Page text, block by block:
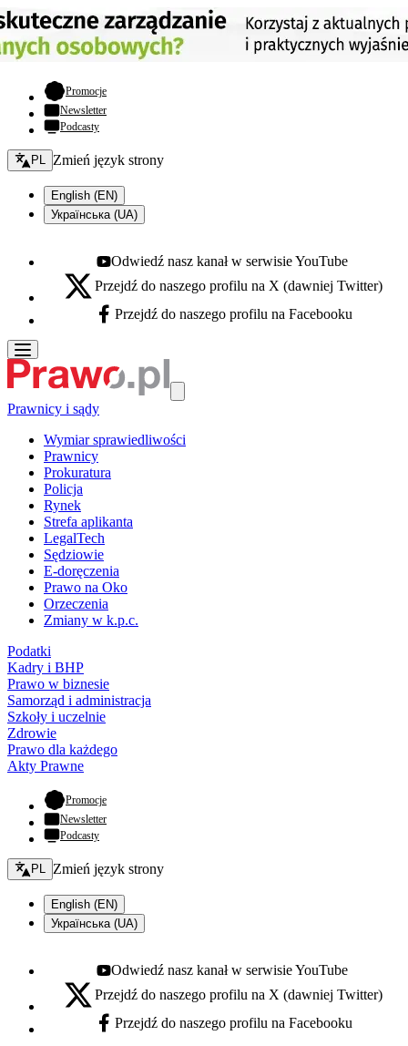
Promocje- otwiera się w nowej karcie
Newsletter
Podcasty
Zmień język - bieżący:
PL Zmień język strony
English (EN)
Українська (UA)
Youtube - otwiera się w nowej karcie
Odwiedź nasz kanał w serwisie YouTube
X - otwiera się w nowej karcie
Przejdź do naszego profilu na X (dawniej Twitter)
Facebook - otwiera się w nowej karcie
Przejdź do naszego profilu na Facebooku
Prawnicy i sądy
Wymiar sprawiedliwości
Prawnicy
Prokuratura
Policja
Rynek
Strefa aplikanta
LegalTech
Sędziowie
E-doręczenia
Prawo na Oko
Orzeczenia
Zmiany w k.p.c.
Podatki
Kadry i BHP
Prawo w biznesie
Samorząd i administracja
Szkoły i uczelnie
Zdrowie
Prawo dla każdego
Akty Prawne
Promocje- otwiera się w nowej karcie
Newsletter
Podcasty
Zmień język - bieżący:
PL Zmień język strony
English (EN)
Українська (UA)
Youtube - otwiera się w nowej karcie
Odwiedź nasz kanał w serwisie YouTube
X - otwiera się w nowej karcie
Przejdź do naszego profilu na X (dawniej Twitter)
Facebook - otwiera się w nowej karcie
Przejdź do naszego profilu na Facebooku